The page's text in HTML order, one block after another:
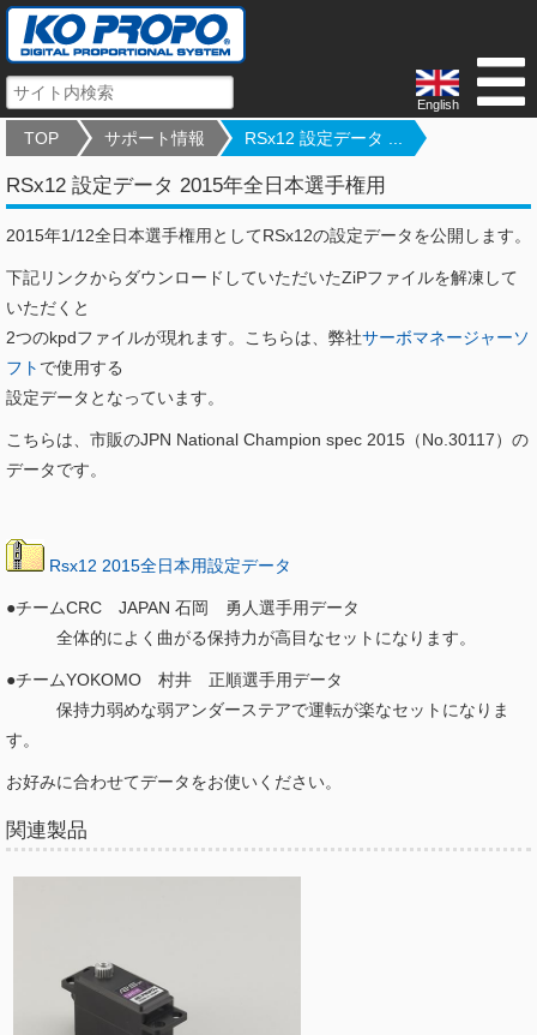
English
TOP サポート情報 RSx12 設定データ ...
RSx12 設定データ 2015年全日本選手権用
2015年1/12全日本選手権用としてRSx12の設定データを公開します。
下記リンクからダウンロードしていただいたZiPファイルを解凍して
いただくと
2つのkpdファイルが現れます。こちらは、弊社サーボマネージャーソ
フト で使用する
設定データとなっています。
こちらは、市販のJPN National Champion spec 2015（No.30117）の
データです。
Rsx12 2015全日本用設定データ
●チームCRC JAPAN 石岡 勇人選手用データ
全体的によく曲がる保持力が高目なセットになります。
●チームYOKOMO 村井 正順選手用データ
保持力弱めな弱アンダーステアで運転が楽なセットになりま
す。
お好みに合わせてデータをお使いください。
関連製品